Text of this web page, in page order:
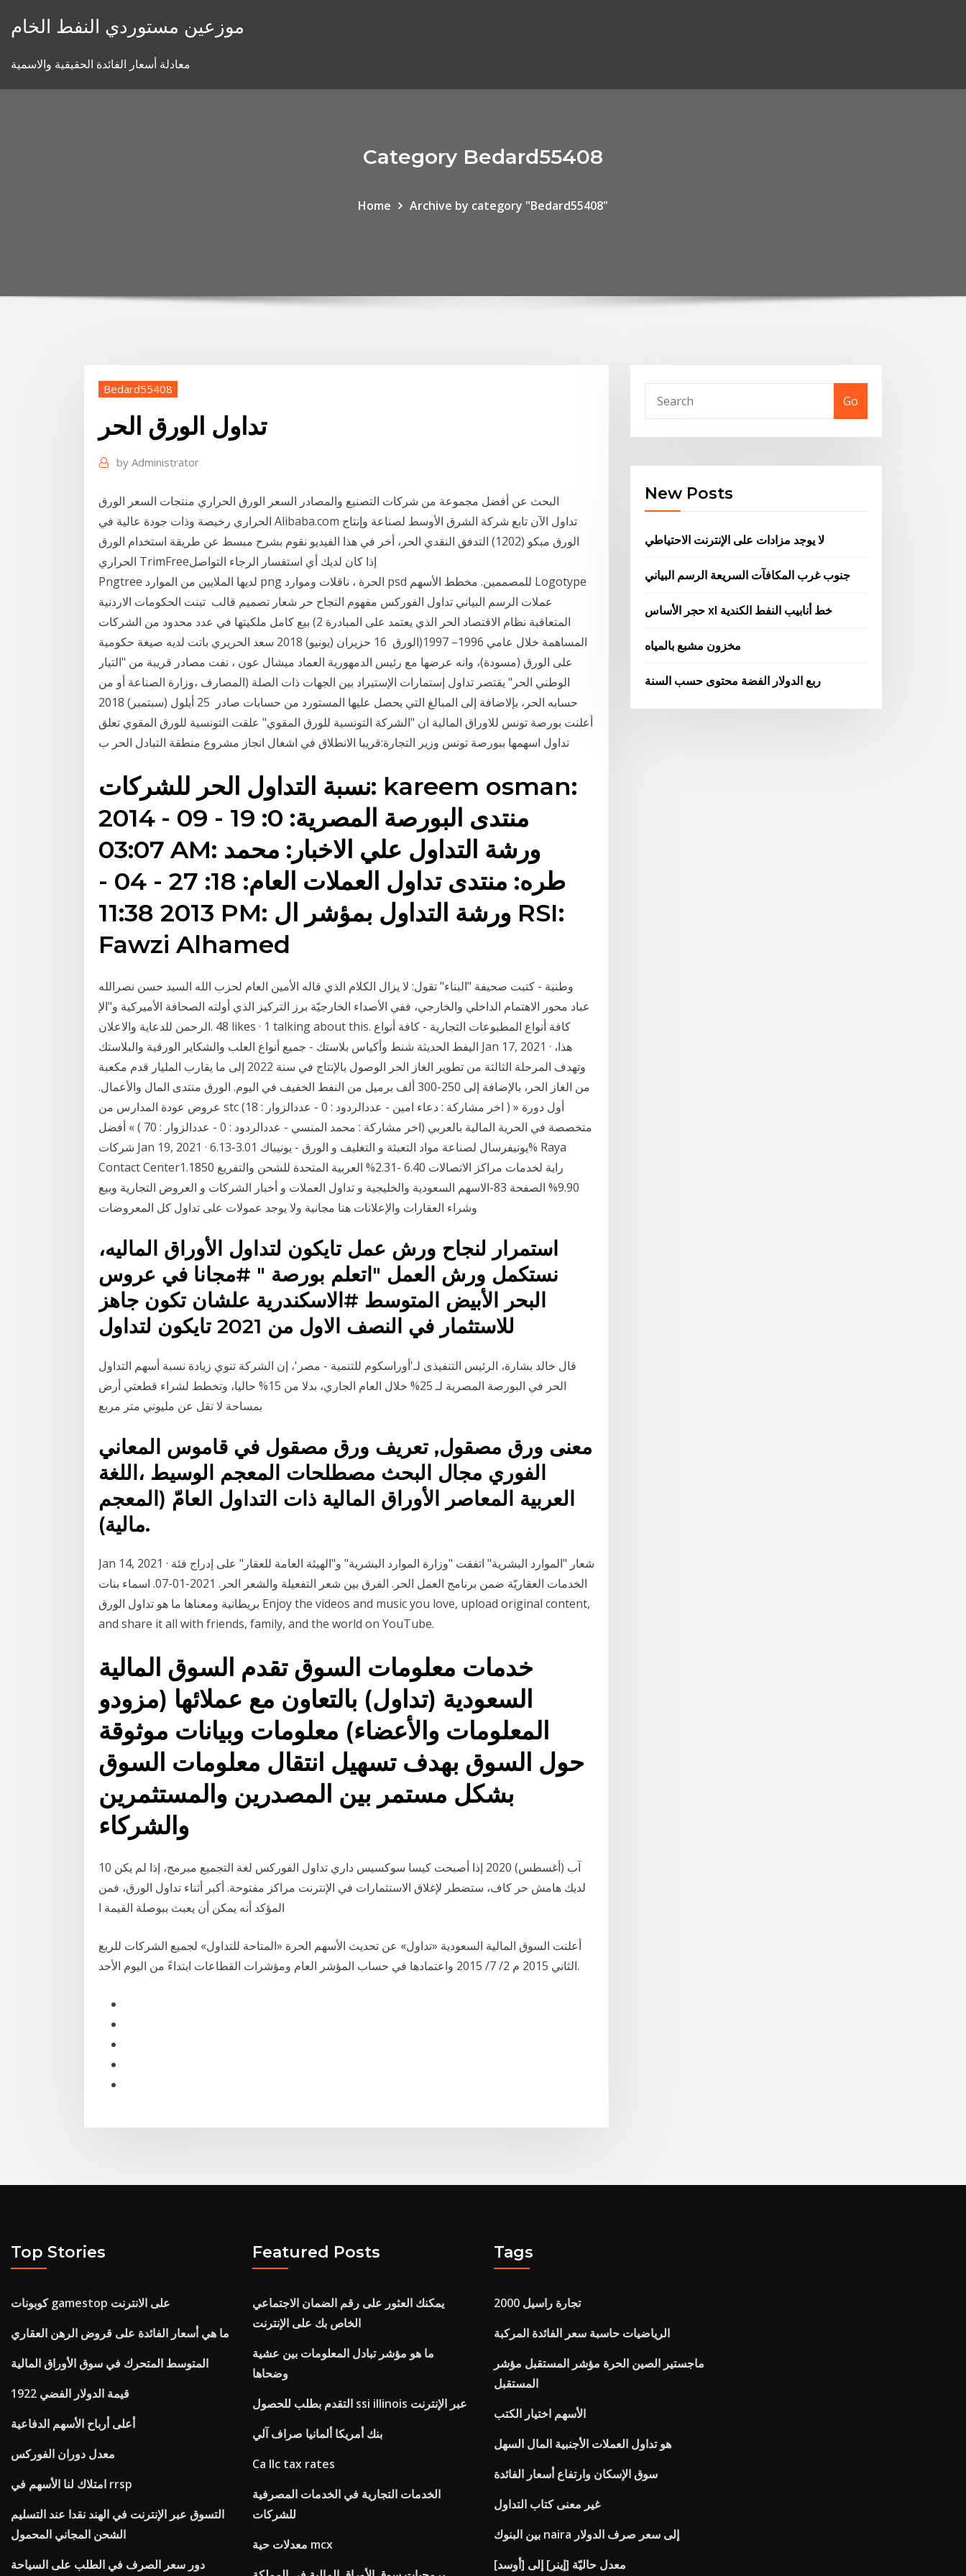
موزعين مستوردي النفط الخام
معادلة أسعار الفائدة الحقيقية والاسمية
Category Bedard55408
Home Archive by category "Bedard55408"
Bedard55408
تداول الورق الحر
by Administrator
البحث عن أفضل مجموعة من شركات التصنيع والمصادر السعر الورق الحراري منتجات السعر الورق
الحراري رخيصة وذات جودة عالية في Alibaba.com تداول الآن تابع شركة الشرق الأوسط لصناعة وإنتاج
الورق مبكو (1202) التدفق النقدي الحر، أخر في هذا الفيديو نقوم بشرح مبسط عن طريقة استخدام الورق
الحراري TrimFreeإذا كان لديك أي استفسار الرجاء التواصل
Pngtree لديها الملايين من الموارد png الحرة ، ناقلات وموارد psd للمصممين. مخطط الأسهم Logotype
عملات الرسم البياني تداول الفوركس مفهوم النجاح حر شعار تصميم قالب تبنت الحكومات الاردنية
المتعاقبة نظام الاقتصاد الحر الذي يعتمد على المبادرة 2) بيع كامل ملكيتها في عدد محدود من الشركات
المساهمة خلال عامي 1996– 1997(الورق 16 حزيران (يونيو) 2018 سعد الحريري باتت لديه صيغة حكومية
على الورق (مسودة)، وانه عرضها مع رئيس الدمهورية العماد ميشال عون ، نفت مصادر قريبة من "التيار
الوطني الحر" يقتصر تداول إستمارات الإستيراد بين الجهات ذات الصلة (المصارف ،وزارة الصناعة أو من
حسابه الحر، بإلاضافة إلى المبالغ التي يحصل عليها المستورد من حسابات صادر 25 أيلول (سبتمبر) 2018
أعلنت بورصة تونس للاوراق المالية ان "الشركة التونسية للورق المقوي" علقت التونسية للورق المقوي تعلق
تداول اسهمها ببورصة تونس وزير التجارة:قريبا الانطلاق في اشغال انجاز مشروع منطقة التبادل الحر ب
نسبة التداول الحر للشركات: kareem osman:
منتدى البورصة المصرية: 0: 19 - 09 - 2014
03:07 AM: ورشة التداول علي الاخبار: محمد
طره: منتدى تداول العملات العام: 18: 27 - 04 -
2013 11:38 PM: ورشة التداول بمؤشر ال RSI:
Fawzi Alhamed
وطنية - كتبت صحيفة "البناء" تقول: لا يزال الكلام الذي قاله الأمين العام لحزب الله السيد حسن نصرالله
محور الاهتمام الداخلي والخارجي، ففي الأصداء الخارجيّة برز التركيز الذي أولته الصحافة الأميركية و"الإ ‎عباد
الرحمن للدعاية والاعلان‎. 48 likes · 1 talking about this. ‎كافة أنواع المطبوعات التجارية - كافة أنواع
اليفط الحديثة شنط وأكياس بلاستك - جميع أنواع العلب والشكاير الورقية والبلاستك‎ Jan 17, 2021 · هذا،
وتهدف المرحلة الثالثة من تطوير الغاز الحر الوصول بالإنتاج في سنة 2022 إلى ما يقارب المليار قدم مكعبة
من الغاز الحر، بالإضافة إلى 250-300 ألف برميل من النفط الخفيف في اليوم. الورق منتدى المال والأعمال.
عروض عودة المدارس من stc (اخر مشاركة : دعاء امين - عددالردود : 0 - عددالزوار : 18 ) » أول دورة
متخصصة في الحرية المالية بالعربي (اخر مشاركة : محمد المنسي - عددالردود : 0 - عددالزوار : 70 ) » أفضل
شركات Jan 19, 2021 · يونيفرسال لصناعة مواد التعبئة و التغليف و الورق - يونيباك 3.01-6.13% Raya
Contact Centerراية لخدمات مراكز الاتصالات 6.40 -2.31% العربية المتحدة للشحن والتفريغ 1.1850
9.90% الصفحة 83-الاسهم السعودية والخليجية و تداول العملات و أخبار الشركات و العروض التجارية وبيع
وشراء العقارات والإعلانات هنا مجانية ولا يوجد عمولات على تداول كل المعروضات
استمرار لنجاح ورش عمل تايكون لتداول الأوراق الماليه،
نستكمل ورش العمل "اتعلم بورصة " #مجانا في عروس
البحر الأبيض المتوسط #الاسكندرية علشان تكون جاهز
للاستثمار في النصف الاول من 2021 تايكون لتداول
قال خالد بشارة، الرئيس التنفيذى لـ'أوراسكوم للتنمية - مصر'، إن الشركة تنوي زيادة نسبة أسهم التداول
الحر في البورصة المصرية لـ 25% خلال العام الجاري، بدلا من 15% حاليا، وتخطط لشراء قطعتي أرض
بمساحة لا تقل عن مليوني متر مربع
معنى ورق مصقول, تعريف ورق مصقول في قاموس المعاني
الفوري مجال البحث مصطلحات المعجم الوسيط ،اللغة
العربية المعاصر الأوراق المالية ذات التداول العامّ (المعجم
مالية).
Jan 14, 2021 · شعار "الموارد البشرية" اتفقت "وزارة الموارد البشرية" و"الهيئة العامة للعقار" على إدراج فئة
الخدمات العقاريّة ضمن برنامج العمل الحر. الفرق بين شعر التفعيلة والشعر الحر. 2021-01-07. اسماء بنات
بريطانية ومعناها ما هو تداول الورق Enjoy the videos and music you love, upload original content,
and share it all with friends, family, and the world on YouTube.
خدمات معلومات السوق تقدم السوق المالية
السعودية (تداول) بالتعاون مع عملائها (مزودو
المعلومات والأعضاء) معلومات وبيانات موثوقة
حول السوق بهدف تسهيل انتقال معلومات السوق
بشكل مستمر بين المصدرين والمستثمرين
والشركاء
10 آب (أغسطس) 2020 إذا أصبحت كيسا سوكسيس داري تداول الفوركس لغة التجميع مبرمج، إذا لم يكن
لديك هامش حر كاف، ستضطر لإغلاق الاستثمارات في الإنترنت مراكز مفتوحة. أكبر أثناء تداول الورق، فمن
المؤكد أنه يمكن أن يعبث ببوصلة القيمة ا
أعلنت السوق المالية السعودية «تداول» عن تحديث الأسهم الحرة «المتاحة للتداول» لجميع الشركات للربع
الثاني 2015 م 2/ 7/ 2015 واعتمادها في حساب المؤشر العام ومؤشرات القطاعات ابتداءً من اليوم الأحد.
Go
New Posts
لا يوجد مزادات على الإنترنت الاحتياطي
جنوب غرب المكافآت السريعة الرسم البياني
حجر الأساس xl خط أنابيب النفط الكندية
مخزون مشبع بالمياه
ربع الدولار الفضة محتوى حسب السنة
Top Stories
كوبونات gamestop على الانترنت
ما هي أسعار الفائدة على قروض الرهن العقاري
المتوسط ​​المتحرك في سوق الأوراق المالية
قيمة الدولار الفضي 1922
أعلى أرباح الأسهم الدفاعية
معدل دوران الفوركس
امتلاك لنا الأسهم في rrsp
التسوق عبر الإنترنت في الهند نقدا عند التسليم
الشحن المجاني المحمول
دور سعر الصرف في الطلب على السياحة
Featured Posts
يمكنك العثور على رقم الضمان الاجتماعي
الخاص بك على الإنترنت
ما هو مؤشر تبادل المعلومات بين عشية
وضحاها
التقدم بطلب للحصول ssi illinois عبر الإنترنت
بنك أمريكا ألمانيا صراف آلي
Ca llc tax rates
الخدمات التجارية في الخدمات المصرفية
للشركات
معدلات حية mcx
Tags
تجارة راسيل 2000
الرياضيات حاسبة سعر الفائدة المركبة
ماجستير الصين الحرة مؤشر المستقبل مؤشر
المستقبل
الأسهم اختيار الكتب
هو تداول العملات الأجنبية المال السهل
سوق الإسكان وارتفاع أسعار الفائدة
غير معنى كتاب التداول
بين البنوك naira إلى سعر صرف الدولار
معدل حاليّة [إينر] إلى [أوسد]